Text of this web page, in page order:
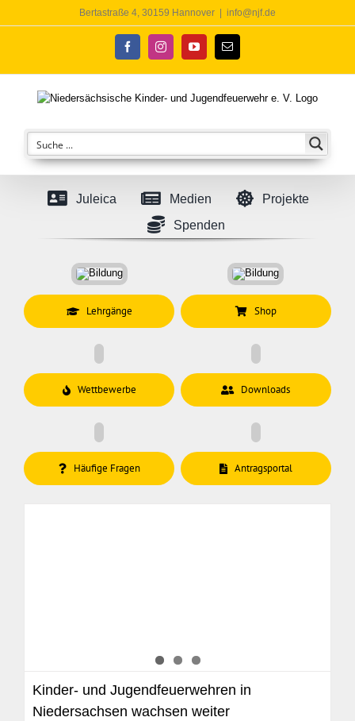
Bertastraße 4, 30159 Hannover info@njf.de
FacebookInstagramYouTube
E-
Mail
Juleica Medien
Projekte
Spenden
Lehrgänge Shop
Wettbewerbe Downloads
Häufige Fragen Antragsportal
Kinder- und Jugendfeuerwehren in
Niedersachsen wachsen weiter